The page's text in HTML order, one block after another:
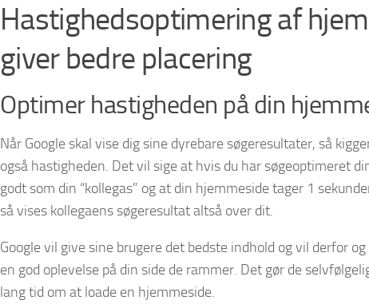
Hastighedsoptimering af
giver bedre placering
Optimer hastigheden på din
Når Google skal vise dig sine dyrebare søgeresultater, så
også hastigheden. Det vil sige at hvis du har søgeoptimeret
godt som din “kollegas” og at din hjemmeside tager 1
så vises kollegaens søgeresultat altså over dit.
Google vil give sine brugere det bedste indhold og vil derfor
en god oplevelse på din side de rammer. Det gør de
lang tid om at loade en hjemmeside.